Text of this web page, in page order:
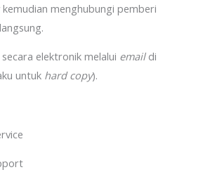
menghubungi pemberi
elektronik melalui email di
untuk hard copy).